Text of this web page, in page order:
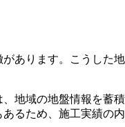
あります。こうした地
地域の地盤情報を蓄積
るため、施工実績の内